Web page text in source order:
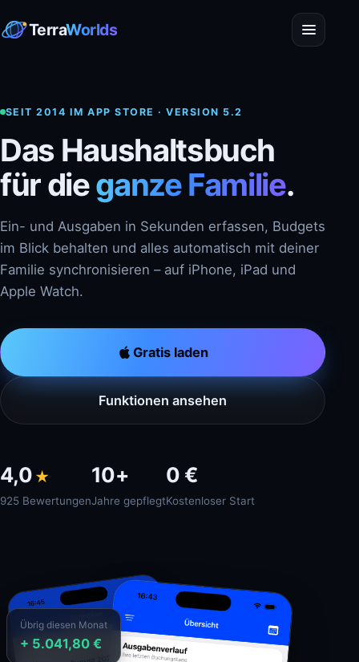
TerraWorlds
SEIT 2014 IM APP STORE · VERSION 5.2
Das Haushaltsbuch
für dieganze Familie.
Ein- und Ausgaben in Sekunden erfassen, Budgets
im Blick behalten und alles automatisch mit deiner
Familie synchronisieren – auf iPhone, iPad und
Apple Watch.
Gratis laden
Funktionen ansehen
4,0 ★
925 Bewertungen
10+
Jahre gepflegt
0 €
Kostenloser Start
Übrig diesen Monat
+ 5.041,80 €